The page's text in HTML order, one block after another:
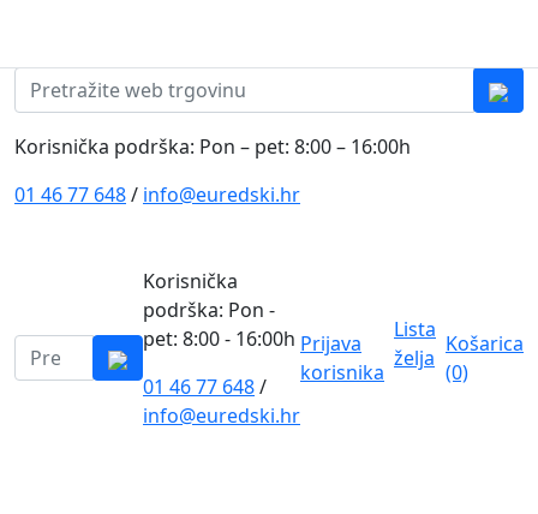
Pretraži:
Korisnička podrška: Pon – pet: 8:00 – 16:00h
01 46 77 648/ info@euredski.hr
Pretraži:
Korisnička
podrška: Pon -
pet: 8:00 - 16:00h
01 46 77 648/
info@euredski.hr
Prijava
korisnika
Lista
želja
Košarica
(0)